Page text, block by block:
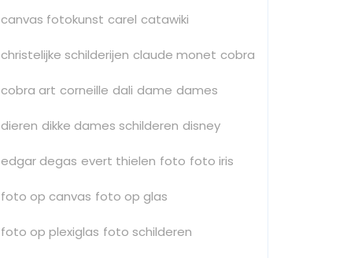
canvas fotokunst carel catawiki
christelijke schilderijen claude monet cobra
cobra art corneille dali dame dames
dieren dikke dames schilderen disney
edgar degas evert thielen foto foto iris
foto op canvas foto op glas
foto op plexiglas foto schilderen